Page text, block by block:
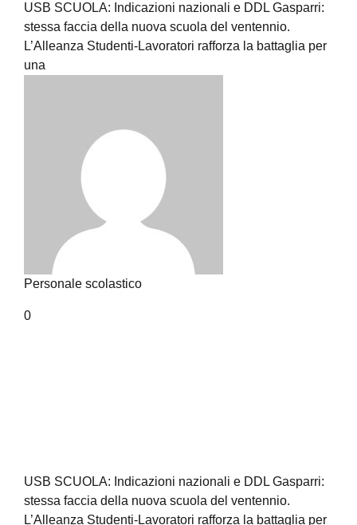
USB SCUOLA: Indicazioni nazionali e DDL Gasparri:
stessa faccia della nuova scuola del ventennio.
L’Alleanza Studenti-Lavoratori rafforza la battaglia per
una
Personale scolastico
0
USB SCUOLA: Indicazioni nazionali e DDL Gasparri:
stessa faccia della nuova scuola del ventennio.
L’Alleanza Studenti-Lavoratori rafforza la battaglia per